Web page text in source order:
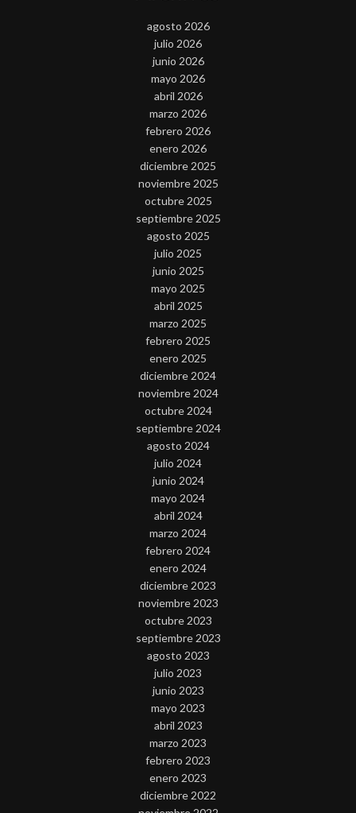
agosto 2026
julio 2026
junio 2026
mayo 2026
abril 2026
marzo 2026
febrero 2026
enero 2026
diciembre 2025
noviembre 2025
octubre 2025
septiembre 2025
agosto 2025
julio 2025
junio 2025
mayo 2025
abril 2025
marzo 2025
febrero 2025
enero 2025
diciembre 2024
noviembre 2024
octubre 2024
septiembre 2024
agosto 2024
julio 2024
junio 2024
mayo 2024
abril 2024
marzo 2024
febrero 2024
enero 2024
diciembre 2023
noviembre 2023
octubre 2023
septiembre 2023
agosto 2023
julio 2023
junio 2023
mayo 2023
abril 2023
marzo 2023
febrero 2023
enero 2023
diciembre 2022